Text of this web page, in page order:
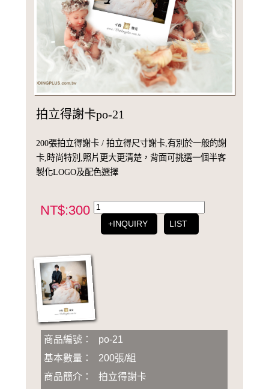
拍立得謝卡po-21
200張拍立得謝卡 / 拍立得尺寸謝卡,有別於一般的謝
卡,時尚特別,照片更大更清楚，背面可挑選一個半客
製化LOGO及配色選擇
NT$:300
+INQUIRY LIST
商品編號：
po-21
基本數量：
200張/組
商品簡介：
拍立得謝卡